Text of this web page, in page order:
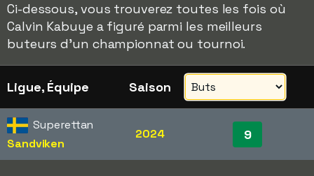
Ci-dessous, vous trouverez toutes les fois où
Calvin Kabuye a figuré parmi les meilleurs
buteurs d'un championnat ou tournoi.
Ligue, Équipe Saison
Superettan
Sandviken
2024 9